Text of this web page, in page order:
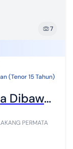
7
(Tenor 15 Tahun)
Dijual Murah Sekali Harga Dibawah Harga Pasaran /Rumah Tua Belakang Permata Hijau
PERMATA